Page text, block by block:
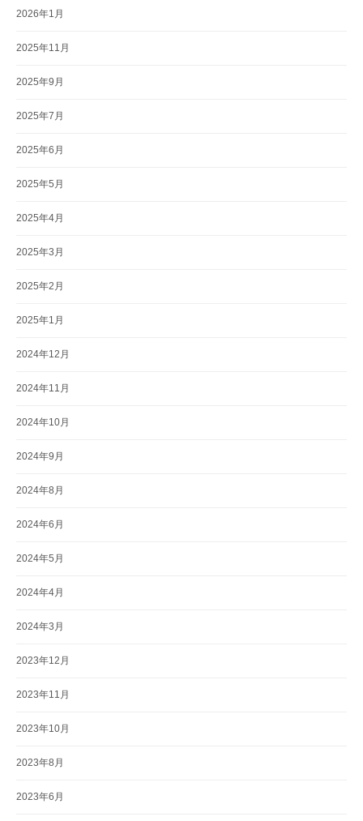
2026年1月
2025年11月
2025年9月
2025年7月
2025年6月
2025年5月
2025年4月
2025年3月
2025年2月
2025年1月
2024年12月
2024年11月
2024年10月
2024年9月
2024年8月
2024年6月
2024年5月
2024年4月
2024年3月
2023年12月
2023年11月
2023年10月
2023年8月
2023年6月